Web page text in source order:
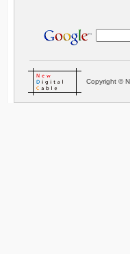
Copyright ©